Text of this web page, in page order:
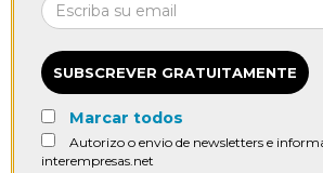
SUBSCREVER GRATUITAMENTE
Marcar todos
Autorizo o envio de newsletters e
interempresas.net